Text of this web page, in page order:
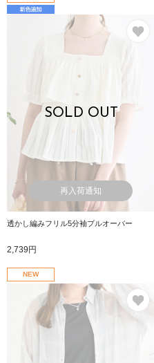
SOLD OUT
再入荷通知
透かし編みフリル5分袖プルオーバー
2,739円
NEW